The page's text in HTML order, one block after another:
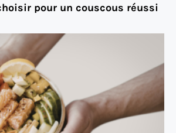
pour un couscous réussi